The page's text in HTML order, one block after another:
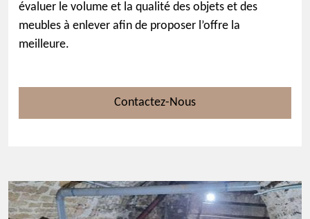
évaluer le volume et la qualité des objets et des
meubles à enlever afin de proposer l’offre la
meilleure.
Contactez-Nous